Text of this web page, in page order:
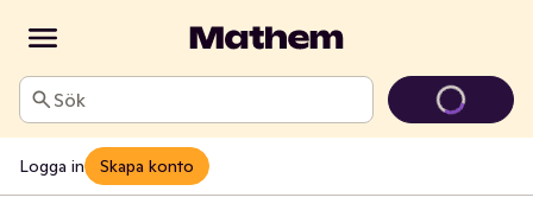
Sök
Logga in Skapa konto